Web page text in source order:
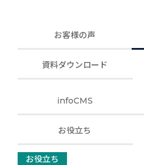
お客様の声
資料ダウンロード
infoCMS
お役立ち
お役立ち